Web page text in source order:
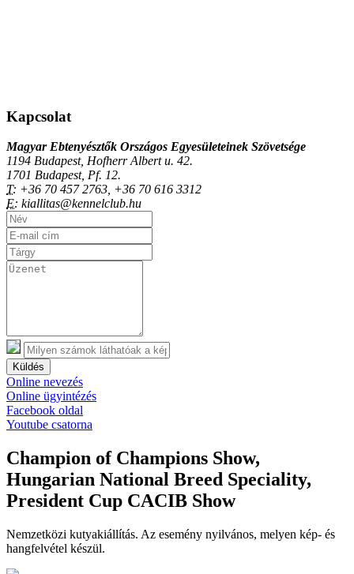
Kapcsolat
Magyar Ebtenyésztők Országos Egyesületeinek Szövetsége
1194 Budapest, Hofherr Albert u. 42.
1701 Budapest, Pf. 12.
T: +36 70 457 2763, +36 70 616 3312
E: kiallitas@kennelclub.hu
Küldés
Online nevezés
Online ügyintézés
Facebook oldal
Youtube csatorna
Champion of Champions Show,
Hungarian National Breed Speciality,
President Cup CACIB Show
Nemzetközi kutyakiállítás. Az esemény nyilvános, melyen kép- és
hangfelvétel készül.